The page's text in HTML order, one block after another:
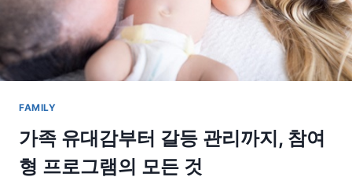
득
사
계
절
가
이
드
FAMILY
가족 유대감부터 갈등 관리까지, 참여
형 프로그램의 모든 것